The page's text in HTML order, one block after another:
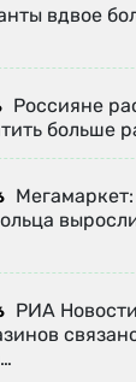
вдвое
Россияне
больше
РИА